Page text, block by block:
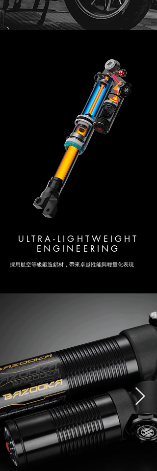
ULTRA-LIGHTWEIGHT
ENGINEERING
採用航空等級鍛造鋁材，帶來卓越性能與輕量化表現